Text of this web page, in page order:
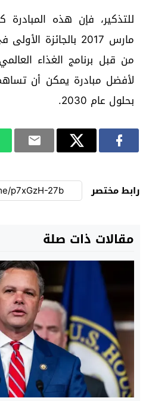
للتذكير، فإن هذه
مارس 2017
من قبل برنامج الغذاء
لأفضل مبادرة يمكن أن
بحلول عام 2030.
رابط مختصر
مقالات ذات صلة